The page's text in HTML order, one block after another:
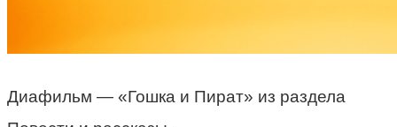
Диафильм — «Гошка и Пират» из раздела